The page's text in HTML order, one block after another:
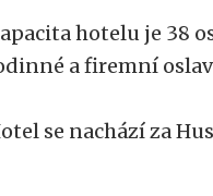
hotelu je 38
a firemní
se nachází za